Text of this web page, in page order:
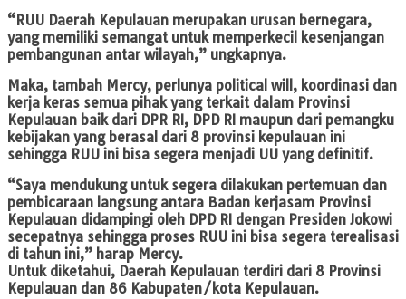
“RUU Daerah Kepulauan merupakan urusan bernegara,
yang memiliki semangat untuk memperkecil kesenjangan
pembangunan antar wilayah,” ungkapnya.
Maka, tambah Mercy, perlunya political will, koordinasi dan
kerja keras semua pihak yang terkait dalam Provinsi
Kepulauan baik dari DPR RI, DPD RI maupun dari pemangku
kebijakan yang berasal dari 8 provinsi kepulauan ini
sehingga RUU ini bisa segera menjadi UU yang definitif.
“Saya mendukung untuk segera dilakukan pertemuan dan
pembicaraan langsung antara Badan kerjasam Provinsi
Kepulauan didampingi oleh DPD RI dengan Presiden Jokowi
secepatnya sehingga proses RUU ini bisa segera terealisasi
di tahun ini,” harap Mercy.
Untuk diketahui, Daerah Kepulauan terdiri dari 8 Provinsi
Kepulauan dan 86 Kabupaten/kota Kepulauan.